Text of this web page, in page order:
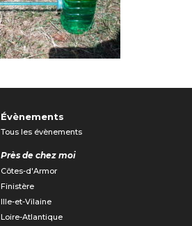
Évènements
Tous les évènements
Près de chez moi
Côtes-d'Armor
Finistère
Ille-et-Vilaine
Loire-Atlantique